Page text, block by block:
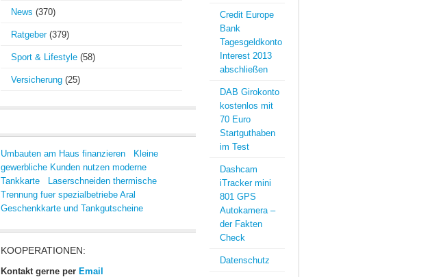
News (370)
Ratgeber(379)
Sport & Lifestyle (58)
Versicherung (25)
Umbauten am Haus finanzieren
Kleine
gewerbliche Kunden nutzen moderne
Tankkarte
Laserschneiden thermische
Trennung fuer spezialbetriebe Aral
Geschenkkarte und Tankgutscheine
KOOPERATIONEN:
Kontakt gerne per Email
Credit Europe
Bank
Tagesgeldkonto
Interest 2013
abschließen
DAB Girokonto
kostenlos mit
70 Euro
Startguthaben
im Test
Dashcam
iTracker mini
801 GPS
Autokamera –
der Fakten
Check
Datenschutz